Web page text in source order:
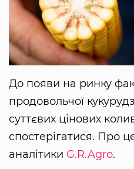
До появи на ринку
продовольчої
суттєвих цінових
спостерігатися. Про
аналітики G.R.Agro.